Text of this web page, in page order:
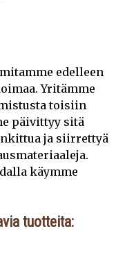
TULIPALOSTA
MEDIASSA
MUNIA (7.10.2024)
edelleen
Yritämme
toisiin
päivittyy sitä
ja siirrettyä
käymme
tuotteita: